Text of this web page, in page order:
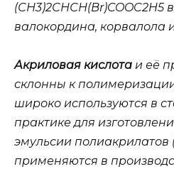
(СН3)2СНСН(Br)COOC2H5
валокордина, корвалола
Акриловая кислота и её
склонны к
широко используются в
практике для
эмульсии полиакрилатов
применяются в